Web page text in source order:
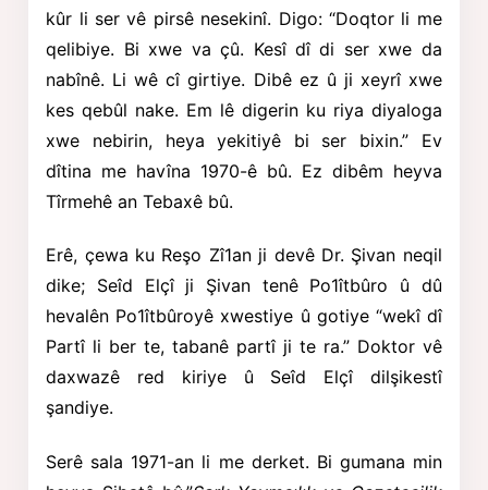
kûr li ser vê pirsê nesekinî. Digo: “Doqtor li me
qelibiye. Bi xwe va çû. Kesî dî di ser xwe da
nabînê. Li wê cî girtiye. Dibê ez û ji xeyrî xwe
kes qebûl nake. Em lê digerin ku riya diyaloga
xwe nebirin, heya yekitiyê bi ser bixin.” Ev
dîtina me havîna 1970-ê bû. Ez dibêm heyva
Tîrmehê an Tebaxê bû.
Erê, çewa ku Reşo Zî1an ji devê Dr. Şivan neqil
dike; Seîd Elçî ji Şivan tenê Po1îtbûro û dû
hevalên Po1îtbûroyê xwestiye û gotiye “wekî dî
Partî li ber te, tabanê partî ji te ra.” Doktor vê
daxwazê red kiriye û Seîd Elçî dilşikestî
şandiye.
Serê sala 1971-an li me derket. Bi gumana min